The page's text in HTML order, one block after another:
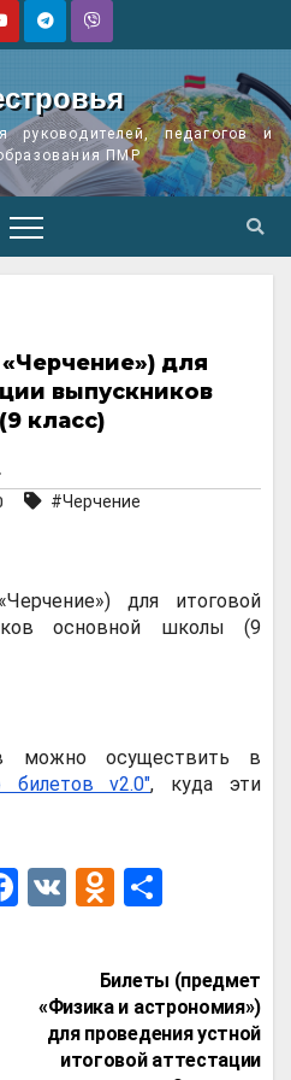
руководителей, педагогов и
ПМР
для
выпускников
класс)
#Черчение
для итоговой
основной школы (9
можно осуществить в
билетов v2.0", куда эти
F
V
O
n
o
kl
п
р
а
Билеты (предмет
«Физика и астрономия»)
для проведения устной
итоговой аттестации